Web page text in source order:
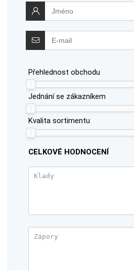
Přehlednost obchodu
Jednání se zákazníkem
Kvalita sortimentu
CELKOVÉ HODNOCENÍ